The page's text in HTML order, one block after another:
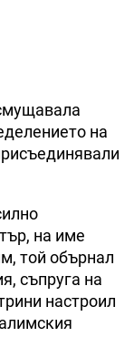
на
на име
той обърнал
съпруга на
настроил